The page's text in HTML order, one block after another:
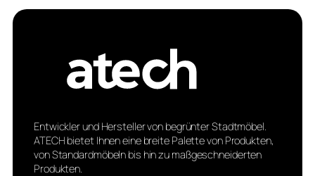
Entwickler und Hersteller von begrünter Stadtmöbel.
ATECH bietet Ihnen eine breite Palette von Produkten,
von Standardmöbeln bis hin zu maßgeschneiderten
Produkten.